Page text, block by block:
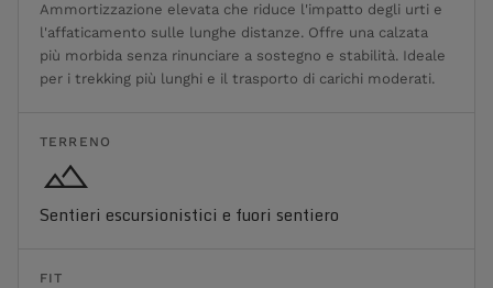
Ammortizzazione elevata che riduce l'impatto degli urti e
l'affaticamento sulle lunghe distanze. Offre una calzata
più morbida senza rinunciare a sostegno e stabilità. Ideale
per i trekking più lunghi e il trasporto di carichi moderati.
TERRENO
Sentieri escursionistici e fuori sentiero
FIT